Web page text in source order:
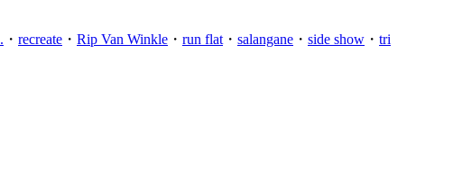
・ recreate ・ Rip Van Winkle ・ run flat ・ salangane ・ side show ・ tri